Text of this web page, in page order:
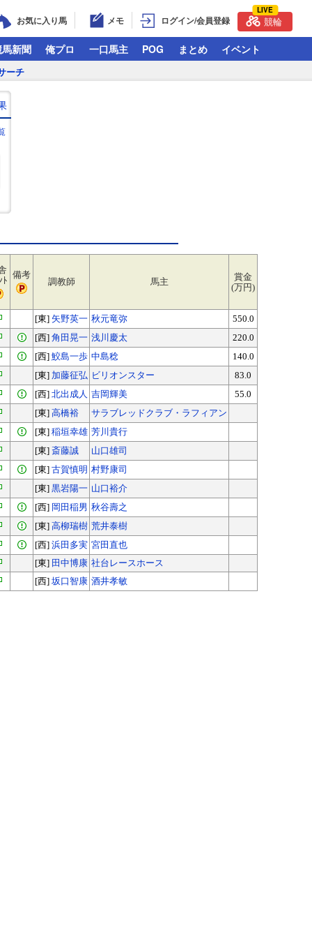
お気に入り馬 メモ ログイン/会員登録
LIVE
競輪
新聞 俺プロ 一口馬主 POG まとめ イベント
ーチ
ﾄ
備考
調教師 馬主
賞金
(万円)
[東] 矢野英一 秋元竜弥
550.0
[西] 角田晃一 浅川慶太
220.0
[西] 鮫島一歩 中島稔
140.0
[東] 加藤征弘 ビリオンスター
83.0
[西] 北出成人 吉岡輝美
55.0
[東] 高橋裕
サラブレッドクラブ・ラフィアン
[東] 稲垣幸雄 芳川貴行
[東] 斎藤誠
山口雄司
[東] 古賀慎明 村野康司
[東] 黒岩陽一 山口裕介
[西] 岡田稲男 秋谷壽之
[東] 高柳瑞樹 荒井泰樹
[西] 浜田多実 宮田直也
[東] 田中博康 社台レースホース
[西] 坂口智康 酒井孝敏